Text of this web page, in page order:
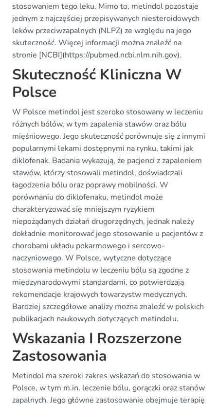
stosowaniem tego leku. Mimo to, metindol pozostaje
jednym z najczęściej przepisywanych niesteroidowych
leków przeciwzapalnych (NLPZ) ze względu na jego
skuteczność. Więcej informacji można znaleźć na
stronie [NCBI](https://pubmed.ncbi.nlm.nih.gov).
Skuteczność Kliniczna W
Polsce
W Polsce metindol jest szeroko stosowany w leczeniu
różnych bólów, w tym zapalenia stawów oraz bólu
mięśniowego. Jego skuteczność porównuje się z innymi
popularnymi lekami dostępnymi na rynku, takimi jak
diklofenak. Badania wykazują, że pacjenci z zapaleniem
stawów, którzy stosowali metindol, doświadczali
łagodzenia bólu oraz poprawy mobilności. W
porównaniu do diklofenaku, metindol może
charakteryzować się mniejszym ryzykiem
niepożądanych działań drugorzędnych, jednak należy
dokładnie monitorować jego stosowanie u pacjentów z
chorobami układu pokarmowego i sercowo-
naczyniowego. W Polsce, wytyczne dotyczące
stosowania metindolu w leczeniu bólu są zgodne z
międzynarodowymi standardami, co potwierdzają
rekomendacje krajowych towarzystw medycznych.
Bardziej szczegółowe analizy można znaleźć w polskich
publikacjach naukowych dotyczących metindolu.
Wskazania I Rozszerzone
Zastosowania
Metindol ma szeroki zakres wskazań do stosowania w
Polsce, w tym m.in. leczenie bólu, gorączki oraz stanów
zapalnych. Jego główne zastosowanie obejmuje terapię